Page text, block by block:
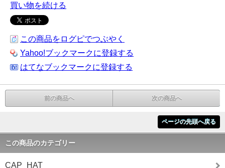
買い物を続ける
この商品をログピでつぶやく
Yahoo!ブックマークに登録する
はてなブックマークに登録する
前の商品へ 次の商品へ
ページの先頭へ戻る
この商品のカテゴリー
CAP_HAT